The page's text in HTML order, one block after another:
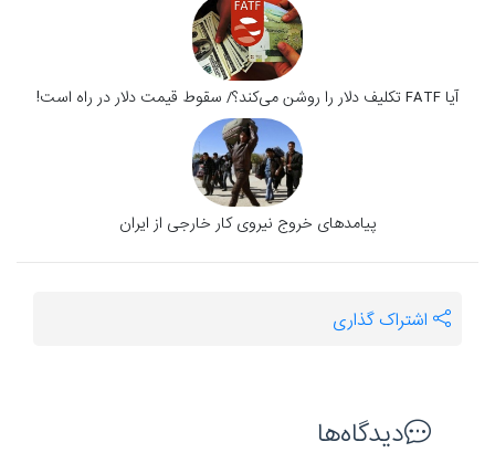
آیا FATF تکلیف دلار را روشن می‌کند؟/ سقوط قیمت دلار در راه است!
پیامدهای خروج نیروی کار خارجی از ایران
اشتراک گذاری
دیدگاه‌ها